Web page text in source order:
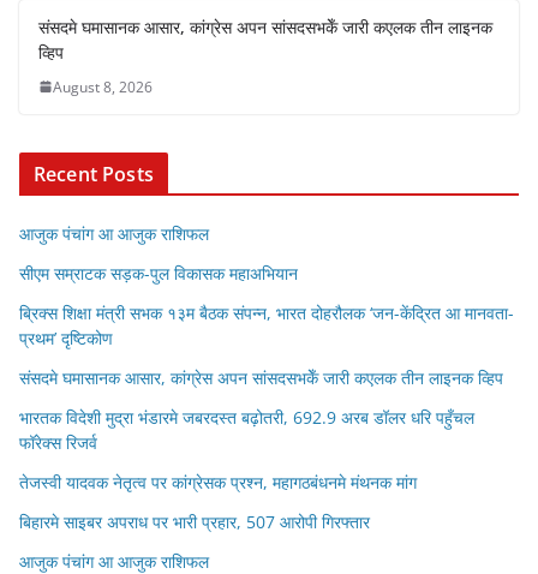
संसदमे घमासानक आसार, कांग्रेस अपन सांसदसभकेँ जारी कएलक तीन लाइनक
व्हिप
August 8, 2026
Recent Posts
आजुक पंचांग आ आजुक राशिफल
सीएम सम्राटक सड़क-पुल विकासक महाअभियान
ब्रिक्स शिक्षा मंत्री सभक १३म बैठक संपन्न, भारत दोहरौलक ‘जन-केंद्रित आ मानवता-
प्रथम’ दृष्टिकोण
संसदमे घमासानक आसार, कांग्रेस अपन सांसदसभकेँ जारी कएलक तीन लाइनक व्हिप
भारतक विदेशी मुद्रा भंडारमे जबरदस्त बढ़ोतरी, 692.9 अरब डॉलर धरि पहुँचल
फॉरेक्स रिजर्व
तेजस्वी यादवक नेतृत्व पर कांग्रेसक प्रश्न, महागठबंधनमे मंथनक मांग
बिहारमे साइबर अपराध पर भारी प्रहार, 507 आरोपी गिरफ्तार
आजुक पंचांग आ आजुक राशिफल